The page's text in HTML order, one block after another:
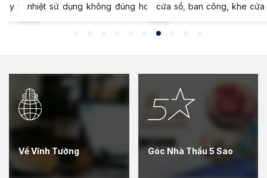
for
as
Read
nhiệt sử dụng không đúng hoặc
với sự cố nhỏ cũng có thể lan
chống cháy nổ và gợi ý giải pháp
nâng cao an toàn từ thiết kế, thi
công đến sử dụng.
cửa sổ, ban công, khe cửa
vào nhà, gia chủ cần
những lưu ý quan trọng
trong bài viết dưới đây.
Về Vĩnh Tường Góc Nhà Thầu 5 Sao